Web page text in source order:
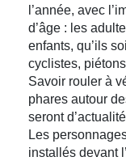
l’année, avec
d’âge : les
enfants, qu’ils
cyclistes,
Savoir rouler à
phares autour
seront
Les
installés devant